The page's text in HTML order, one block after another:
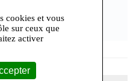
cookies et vous
sur ceux que
activer